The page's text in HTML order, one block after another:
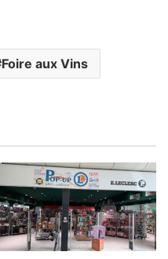
Foire aux Vins